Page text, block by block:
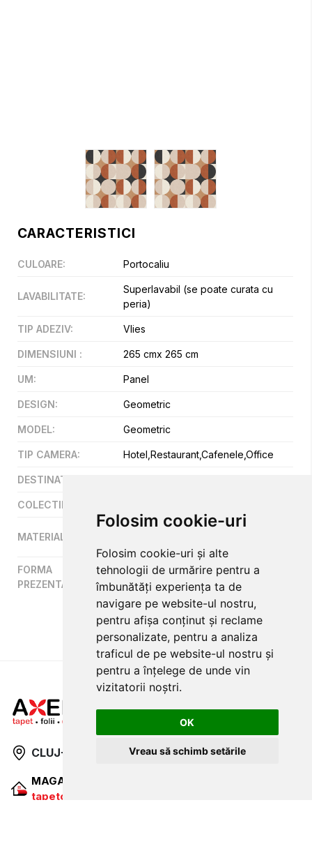
Folosim cookie-uri
Folosim cookie-uri și alte
tehnologii de urmărire pentru a
îmbunătăți experiența ta de
navigare pe website-ul nostru,
pentru afișa conținut și reclame
personalizate, pentru a analiza
traficul de pe website-ul nostru și
pentru a înțelege de unde vin
vizitatorii noștri.
OK
Vreau să schimb setările
CARACTERISTICI
CULOARE: Portocaliu
LAVABILITATE:
Superlavabil (se poate curata cu
peria)
TIP ADEZIV: Vlies
DIMENSIUNI : 265 cmx 265 cm
UM: Panel
DESIGN: Geometric
MODEL: Geometric
TIP CAMERA: Hotel,Restaurant,Cafenele,Office
DESTINATIE
COLECTII
MATERIAL
Vinil pe suport vlies (fibre
FORMA
PREZENTARE
Panel
CLUJ-NAPOCA stradaTraian, nr. 86-88
MAGAZIN ONLINE
tapetcugarantie.ro